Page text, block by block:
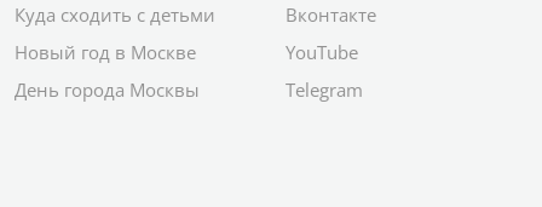
Куда сходить с детьми
Новый год в Москве
День города Москвы
Вконтакте
YouTube
Telegram